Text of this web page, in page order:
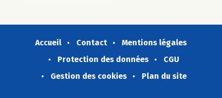
Accueil Contact
Mentions légales
Protection des données
CGU
Gestion des cookies
Plan du site